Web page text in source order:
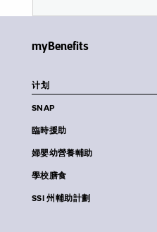
myBenefits
计划
SNAP
臨時援助
婦嬰幼營養輔助
學校膳食
SSI 州輔助計劃